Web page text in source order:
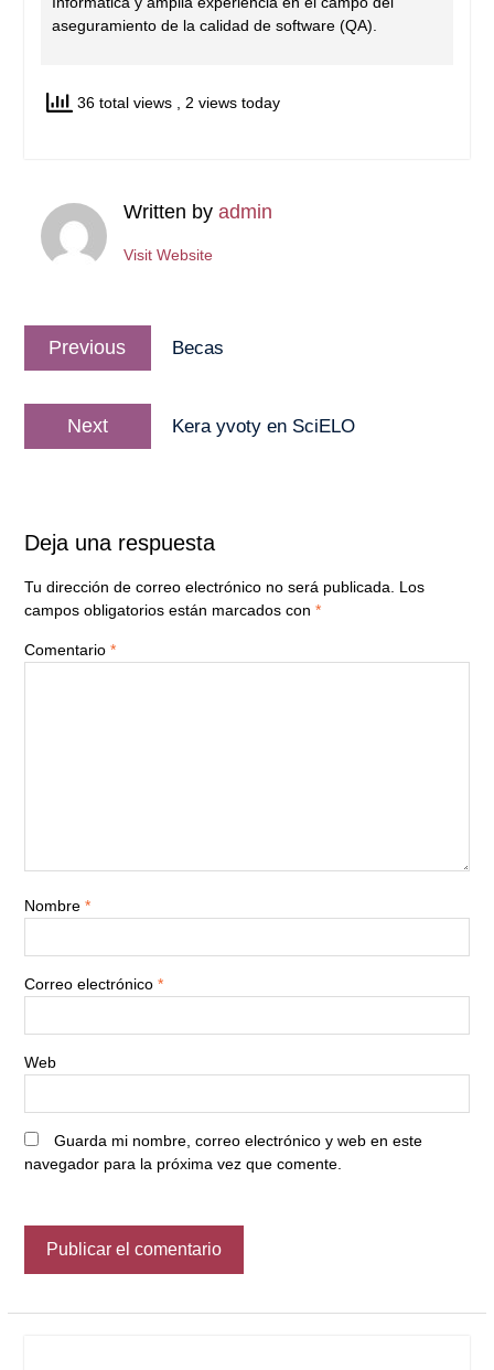
aseguramiento de la calidad de software (QA).
36 total views , 2 views today
Written by admin
Visit Website
Navegación
Previous
Previous
post:
Becas
Next
Next
post:
Kera yvoty en SciELO
Deja una respuesta
Tu dirección de correo electrónico no será publicada. Los
campos obligatorios están marcados con *
Comentario *
Nombre *
Correo electrónico *
Web
Guarda mi nombre, correo electrónico y web en este
navegador para la próxima vez que comente.